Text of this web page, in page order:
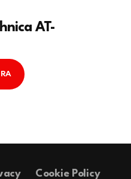
AT-
Cookie Policy